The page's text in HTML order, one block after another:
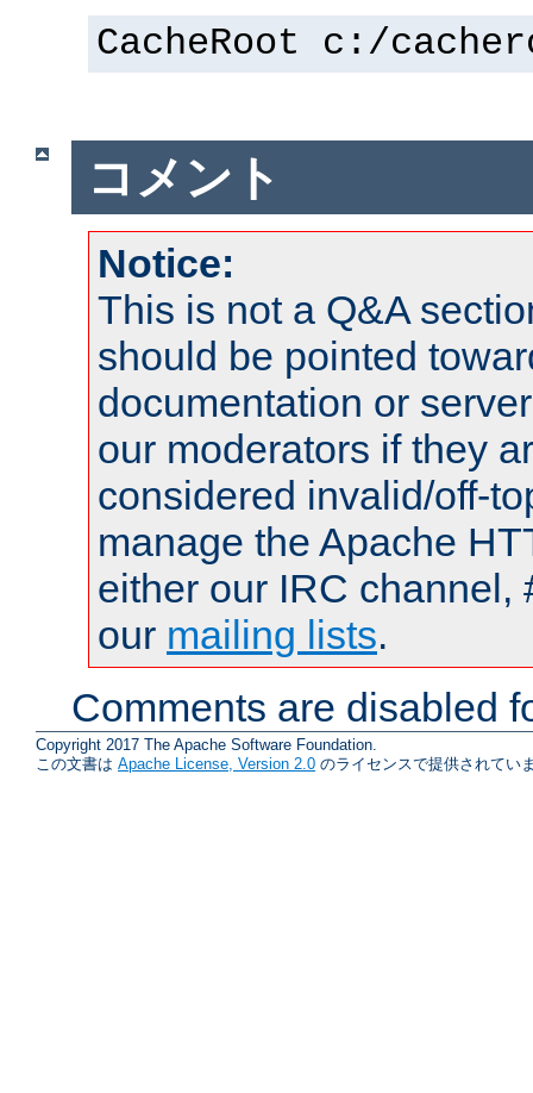
CacheRoot c:/
コメント
Notice:
This is not a Q&A
should be pointed
documentation or
our moderators if they
considered invalid/off-
manage the Apache
either our IRC channel,
our mailing lists.
Comments are disabled
Copyright 2017 The Apache Software Foundation.
この文書は Apache License, Version 2.0 のライセンスで提供されてい